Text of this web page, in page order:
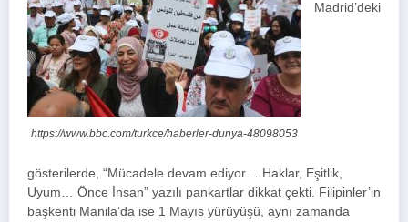
https://www.bbc.com/turkce/haberler-dunya-48098053
Madrid’deki
gösterilerde, “Mücadele devam ediyor… Haklar, Eşitlik,
Uyum… Önce İnsan” yazılı pankartlar dikkat çekti. Filipinler’in
başkenti Manila’da ise 1 Mayıs yürüyüşü, aynı zamanda